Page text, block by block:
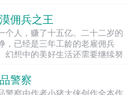
一名使徒，还获得了大剑豪模
前一世，我拼命工作，一事无
这一世我悟了。别的使徒拼命修
好宿主。而我每天除了吃就是
怎么爽怎么来，没想到却开启了
吃一顿饭，等于跑步十公里，就
，躺着就能升级我叫艾米莉亚，
佣兵之王
个人，赚了十五亿。二十二岁的
，已经是三年工龄的老雇佣兵
幻想中的美好生活还需要继续努
悦与甜蜜，从一开始就加了苦与
命运的河流会带着他漂向何方？
警察
警察由作者小猪大侠创作全本作